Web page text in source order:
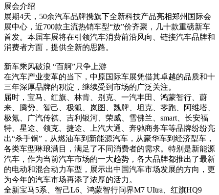
展会介绍
展期4天，50余汽车品牌携旗下全新科技产品亮相郑州国际会
展中心，近700款主流热销车型“放”价齐聚，几十款重磅新车
首发。本届车展将在引领汽车消费前沿风向、链接汽车品牌和
消费者方面，提供全新的思路。
新车乘风破浪 “百舸”只争上游
在汽车产业变革的当下，中原国际车展凭借其卓越的品质和十
三年深厚品牌的积淀，继续受到市场的广泛关注。
届时，宝马、红旗、林肯、别克、一汽丰田、鸿蒙智行、蔚
来、腾势、智己、极狐、岚图、魏牌、坦克、零跑、阿维塔、
极氪、广汽传祺、吉利银河、荣威、雪佛兰、smart、长安福
特、星途、领克、捷途、上汽大通、奔驰商务车等品牌纷纷亮
出“杀手锏”，从燃油车到新能源汽车，从豪华车到经济型车，
各类车型琳琅满目，满足了不同消费者的需求。特别是新能源
汽车，作为当前汽车市场的一大趋势，各大品牌都推出了最新
的电动和混合动力车型，展示出中国汽车市场发展的方向，更
为今年的汽车市场再添了浓厚的活力。
全新宝马5系、智己L6、鸿蒙智行问界M7 UItra、红旗HQ9